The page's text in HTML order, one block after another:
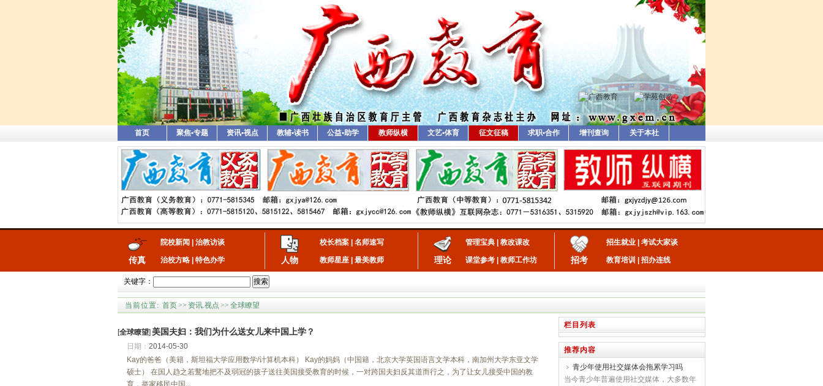
首页 聚焦•专题 资讯•视点 教辅•读书 公益•助学 教师纵横 文艺•体育 征文征稿 求职•合作 增刊查询 关于本社
传真
院校新闻 治教访谈
治校方略 特色办学 人物
校长档案 名师速写
教师星座 最美教师 理论
管理宝典 教改课改
课堂参考 教师工作坊 招考
招生就业 考试大家谈
教育培训 招办连线
关键字： 搜索
当前位置: 首页>> 资讯.视点 >> 全球瞭望
[全球瞭望] 美国夫妇：我们为什么送女儿来中国上学？
日期： 2014-05-30
Kay的爸爸（美籍，斯坦福大学应用数学/计算机本科） Kay的妈妈（中国籍，北京大学英国语言文学本科，南加州大学东亚文学
硕士） 在国人趋之若鹜地把不及弱冠的孩子送往美国接受教育的时候，一对跨国夫妇反其道而行之，为了让女儿接受中国的教
育，举家移民中国...
栏目列表
推荐内容
青少年使用社交媒体会拖累学习吗
当今青少年普遍使用社交媒体，大多数年